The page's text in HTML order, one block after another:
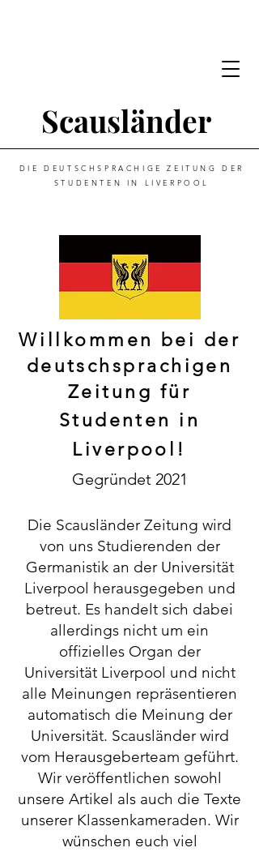
Scausländer
DIE DEUTSCHSPRACHIGE ZEITUNG DER
STUDENTEN IN LIVERPOOL
Willkommen bei der
deutschsprachigen
Zeitung für
Studenten in
Liverpool!
Gegründet 2021
Die Scausländer Zeitung wird
von uns Studierenden der
Germanistik an der Universität
Liverpool herausgegeben und
betreut. Es handelt sich dabei
allerdings nicht um ein
offizielles Organ der
Universität Liverpool und nicht
alle Meinungen repräsentieren
automatisch die Meinung der
Universität. Scausländer wird
vom Herausgeberteam geführt.
Wir veröffentlichen sowohl
unsere Artikel als auch die Texte
unserer Klassenkameraden. Wir
wünschen euch viel